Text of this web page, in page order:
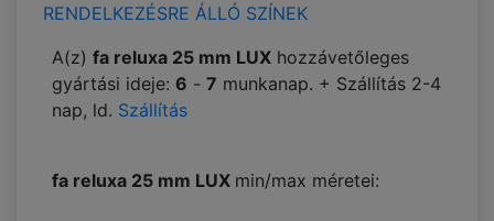
RENDELKEZÉSRE ÁLLÓ SZÍNEK
A(z) fa reluxa 25 mm LUX hozzávetőleges
gyártási ideje: 6 - 7 munkanap. + Szállítás 2-4
nap, ld. Szállítás
fa reluxa 25 mm LUX min/max méretei: